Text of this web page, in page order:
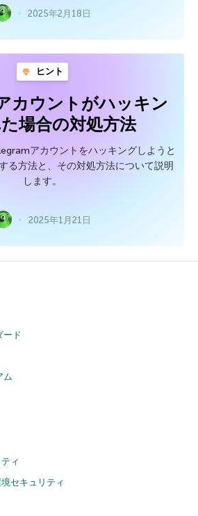
2025年2月18日
ヒント
カウントがハッキン
場合の対処方法
アカウントをハッキングしようと
る方法と、その対処方法について説明
します。
2025年1月21日
ード
ム
ィ
セキュリティ